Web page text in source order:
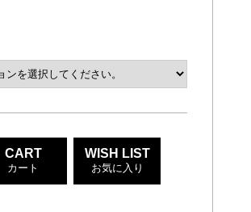
CART
カート
WISH LIST
お気に入り